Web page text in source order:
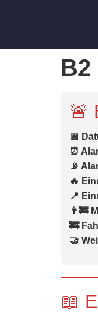
B2
🚨
📅
⏰
📡
🔥
📍
👨‍🚒
🚒
🤝
📖